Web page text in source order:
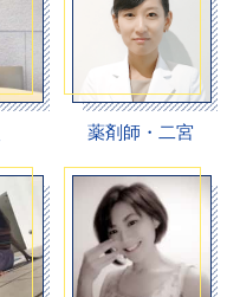
薬剤師・二宮